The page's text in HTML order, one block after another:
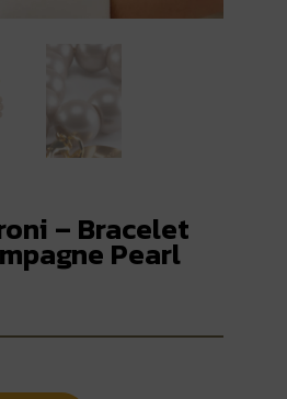
– Bracelet
Pearl